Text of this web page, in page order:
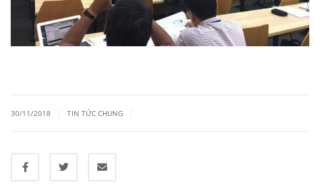
30/11/2018 TIN TỨC CHUNG